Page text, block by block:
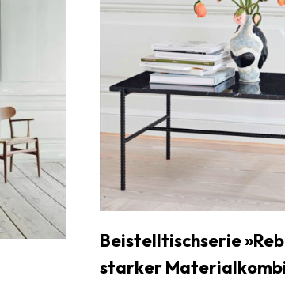
Beistelltischserie
starker